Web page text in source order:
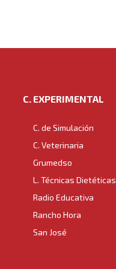
C. EXPERIMENTAL
C. de Simulación
C. Veterinaria
Grumedso
L. Técnicas Dietéticas
Radio Educativa
Rancho Hora
San José